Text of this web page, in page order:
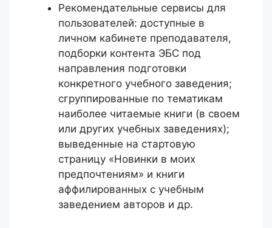
Рекомендательные сервисы для
пользователей: доступные в
личном кабинете преподавателя,
подборки контента ЭБС под
направления подготовки
конкретного учебного заведения;
сгруппированные по тематикам
наиболее читаемые книги (в своем
или других учебных заведениях);
выведенные на стартовую
страницу «Новинки в моих
предпочтениям» и книги
аффилированных с учебным
заведением авторов и др.